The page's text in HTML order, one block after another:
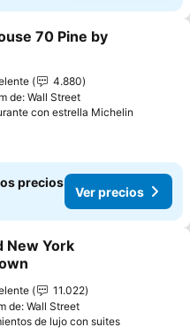
a favoritos
70 Pine by
4.880
de: Wall Street
con estrella Michelin
precios
Ver precios
a favoritos
New York
11.022
de: Wall Street
de lujo con suitesVer